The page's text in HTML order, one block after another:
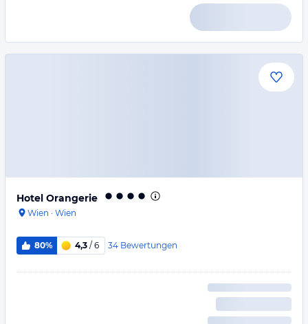
Hotel Orangerie
Wien · Wien
80% 4,3 / 6 34 Bewertungen